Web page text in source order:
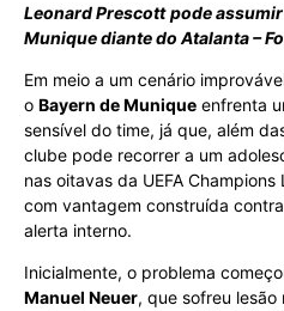
Leonard Prescott pode
Munique diante do Atalanta –
Em meio a um cenário
o Bayern de Munique enfrenta
sensível do time, já que, além
clube pode recorrer a um
nas oitavas da UEFA
com vantagem construída
alerta interno.
Inicialmente, o problema
Manuel Neuer, que sofreu lesão